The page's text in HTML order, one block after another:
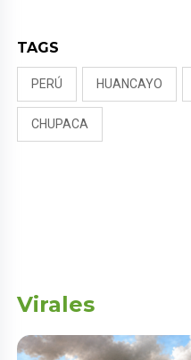
TAGS
PERÚ HUANCAYO
CHUPACA
Virales